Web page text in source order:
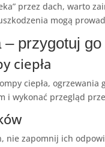
przez dach, warto
mogą
przygotuj
ciepła
ciepła,
i wykonać przegląd
nie zapomnij ich